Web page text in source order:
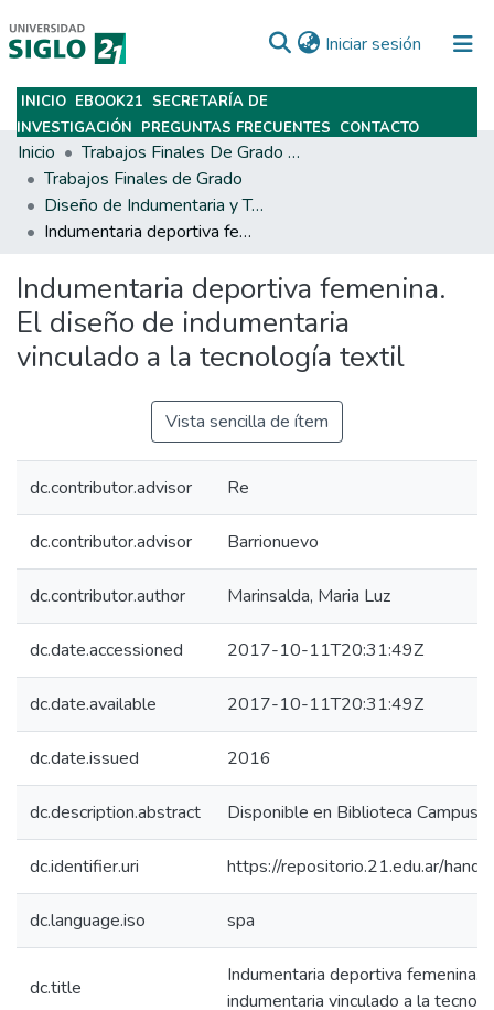
Iniciar sesión (current)
Subir
INICIO EBOOK21 SECRETARÍA DE
INVESTIGACIÓN PREGUNTAS FRECUENTES CONTACTO
Inicio
Trabajos Finales De Grado Y Posgrado
Trabajos Finales de Grado
Diseño de Indumentaria y Textil
Indumentaria deportiva femenina. El diseño de indumentaria vinculado a la tecnología textil
Indumentaria deportiva femenina.
El diseño de indumentaria
vinculado a la tecnología textil
Vista sencilla de ítem
dc.contributor.advisor Re
dc.contributor.advisor Barrionuevo
dc.contributor.author Marinsalda, Maria Luz
dc.date.accessioned 2017-10-11T20:31:49Z
dc.date.available 2017-10-11T20:31:49Z
dc.date.issued 2016
dc.description.abstract Disponible en Biblioteca Campus
dc.identifier.uri https://repositorio.21.edu.ar/
dc.language.iso spa
dc.title
Indumentaria deportiva femenina.
indumentaria vinculado a la